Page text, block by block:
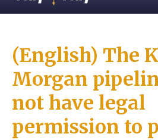
(English) The
Morgan
not have legal
permission to